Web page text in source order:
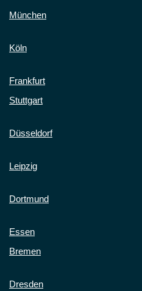
München
Köln
Frankfurt
Stuttgart
Düsseldorf
Leipzig
Dortmund
Essen
Bremen
Dresden